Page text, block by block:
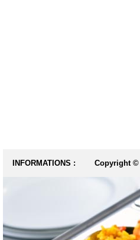
INFORMATIONS : Copyright ©